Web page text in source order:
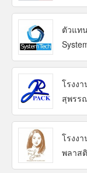
ตัวแท
โรงง
สุพรร
โรงง
พลาส